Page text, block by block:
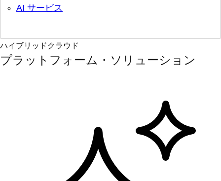
AI サービス
ハイブリッドクラウド
プラットフォーム・ソリューション